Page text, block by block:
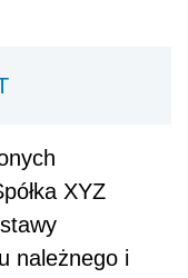
XYZ
należnego i